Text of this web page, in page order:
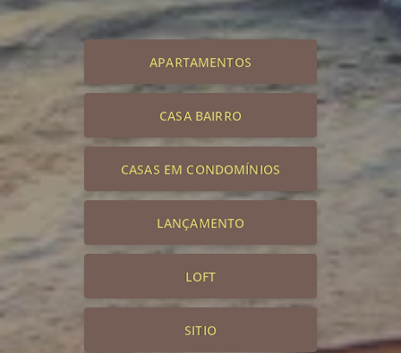
APARTAMENTOS
CASA BAIRRO
CASAS EM CONDOMÍNIOS
LANÇAMENTO
LOFT
SITIO